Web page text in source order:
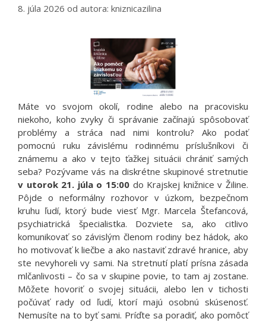
8. júla 2026 od autora: kniznicazilina
Máte vo svojom okolí, rodine alebo na pracovisku
niekoho, koho zvyky či správanie začínajú spôsobovať
problémy a stráca nad nimi kontrolu? Ako podať
pomocnú ruku závislému rodinnému príslušníkovi či
známemu a ako v tejto ťažkej situácii chrániť samých
seba? Pozývame vás na diskrétne skupinové stretnutie
v utorok 21. júla o 15:00 do Krajskej knižnice v Žiline.
Pôjde o neformálny rozhovor v úzkom, bezpečnom
kruhu ľudí, ktorý bude viesť Mgr. Marcela Štefancová,
psychiatrická špecialistka. Dozviete sa, ako citlivo
komunikovať so závislým členom rodiny bez hádok, ako
ho motivovať k liečbe a ako nastaviť zdravé hranice, aby
ste nevyhoreli vy sami. Na stretnutí platí prísna zásada
mlčanlivosti – čo sa v skupine povie, to tam aj zostane.
Môžete hovoriť o svojej situácii, alebo len v tichosti
počúvať rady od ľudí, ktorí majú osobnú skúsenosť.
Nemusíte na to byť sami. Príďte sa poradiť, ako pomôcť